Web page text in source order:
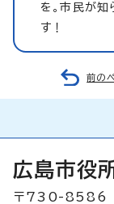
を。市民が知
す！
前の
広島市役
〒730-8586